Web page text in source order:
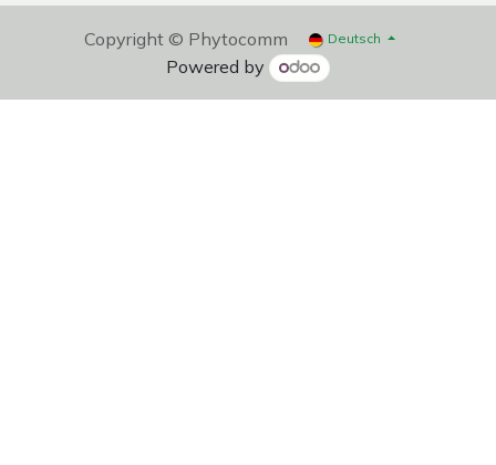
Copyright © Phytocomm Deutsch
Powered by